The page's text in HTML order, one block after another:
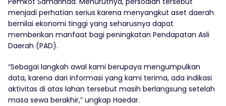
menjadi perhatian serius karena menyangkut aset daerah
bernilai ekonomi tinggi yang seharusnya dapat
memberikan manfaat bagi peningkatan Pendapatan Asli
Daerah (PAD).
“Sebagai langkah awal kami berupaya mengumpulkan
data, karena dari informasi yang kami terima, ada indikasi
aktivitas di atas lahan tersebut masih berlangsung setelah
masa sewa berakhir,” ungkap Haedar.